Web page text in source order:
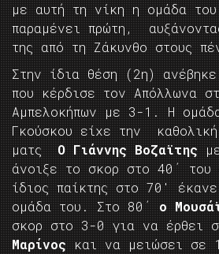
με αυτή τη νίκη η ομάδα του
παραμένει πρώτη,
της από τη Ζάκυνθο στους
Στην ίδια θέση (2η) ανέβηκε
που κέρδισε τον Απόλλωνα
Αμπελοκήπων με 3-1. Η
Γκούσκου είχε την
ματς Ο Γιάννης Βοζαϊτης
άνοιξε το σκορ στο 40΄ του
ίδιος παίκτης στο 70′
ομάδα του. Στο 80΄ ο
σκορ στο 3-0 για να έρθει
Μαρίνος και να μειώσει σε